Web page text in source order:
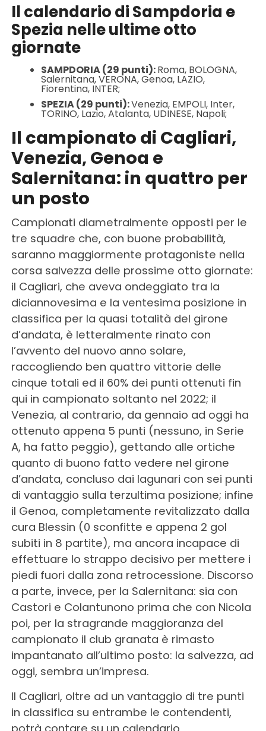
Il calendario di Sampdoria e
Spezia nelle ultime otto
giornate
SAMPDORIA (29 punti):Roma, BOLOGNA,
Salernitana, VERONA, Genoa, LAZIO,
Fiorentina, INTER;
SPEZIA (29 punti):Venezia, EMPOLI, Inter,
TORINO, Lazio, Atalanta, UDINESE, Napoli;
Il campionato di Cagliari,
Venezia, Genoa e
Salernitana: in quattro per
un posto
Campionati diametralmente opposti per le
tre squadre che, con buone probabilità,
saranno maggiormente protagoniste nella
corsa salvezza delle prossime otto giornate:
il Cagliari, che aveva ondeggiato tra la
diciannovesima e la ventesima posizione in
classifica per la quasi totalità del girone
d’andata, è letteralmente rinato con
l’avvento del nuovo anno solare,
raccogliendo ben quattro vittorie delle
cinque totali ed il 60% dei punti ottenuti fin
qui in campionato soltanto nel 2022; il
Venezia, al contrario, da gennaio ad oggi ha
ottenuto appena 5 punti (nessuno, in Serie
A, ha fatto peggio), gettando alle ortiche
quanto di buono fatto vedere nel girone
d’andata, concluso dai lagunari con sei punti
di vantaggio sulla terzultima posizione; infine
il Genoa, completamente revitalizzato dalla
cura Blessin (0 sconfitte e appena 2 gol
subiti in 8 partite), ma ancora incapace di
effettuare lo strappo decisivo per mettere i
piedi fuori dalla zona retrocessione. Discorso
a parte, invece, per la Salernitana: sia con
Castori e Colantunono prima che con Nicola
poi, per la stragrande maggioranza del
campionato il club granata è rimasto
impantanato all’ultimo posto: la salvezza, ad
oggi, sembra un’impresa.
Il Cagliari, oltre ad un vantaggio di tre punti
in classifica su entrambe le contendenti,